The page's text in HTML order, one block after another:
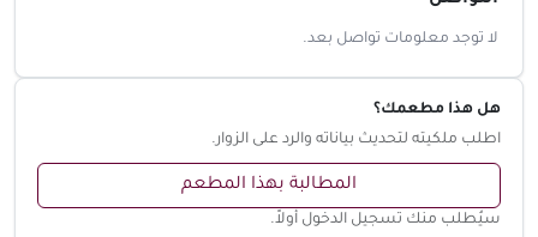
لا توجد معلومات تواصل بعد.
هل هذا مطعمك؟
اطلب ملكيته لتحديث بياناته والرد على الزوار.
المطالبة بهذا المطعم
سيُطلب منك تسجيل الدخول أولاً.